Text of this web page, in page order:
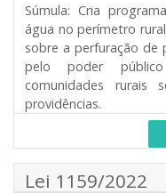
Súmula: Cria
água no perímetro
sobre a perfuração de
pelo poder
comunidades
providências.
Lei 1159/2022